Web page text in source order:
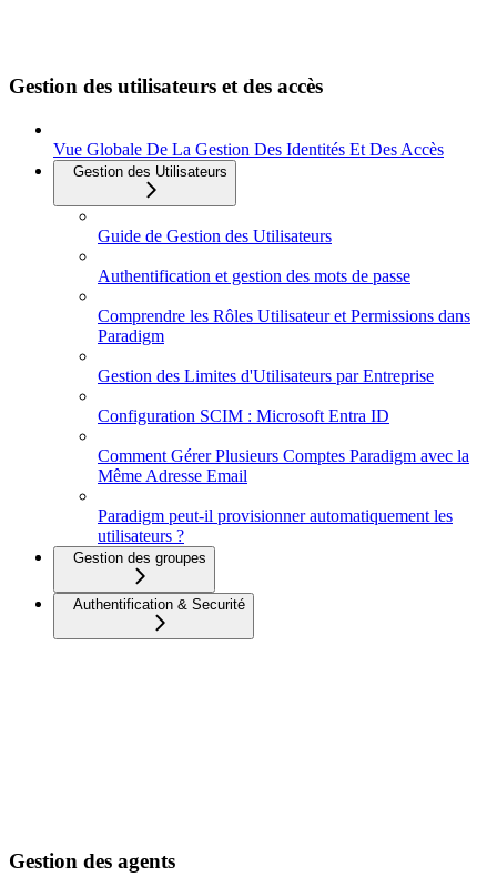
Gestion des utilisateurs et des accès
Vue Globale De La Gestion Des Identités Et Des Accès
Gestion des Utilisateurs
Guide de Gestion des Utilisateurs
Authentification et gestion des mots de passe
Comprendre les Rôles Utilisateur et Permissions dans
Paradigm
Gestion des Limites d'Utilisateurs par Entreprise
Configuration SCIM : Microsoft Entra ID
Comment Gérer Plusieurs Comptes Paradigm avec la
Même Adresse Email
Paradigm peut-il provisionner automatiquement les
utilisateurs ?
Gestion des groupes
Authentification & Securité
Gestion des agents